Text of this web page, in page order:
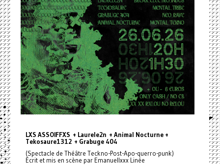
LXS ASSOIFFXS + Laurele2n + Animal Nocturne +
Tekosaure1312 + Grabuge 404
(Spectacle de Théâtre Teckno-Post-Apo-querro-punk)
Écrit et mis en scène par Emanuellxxx Linée